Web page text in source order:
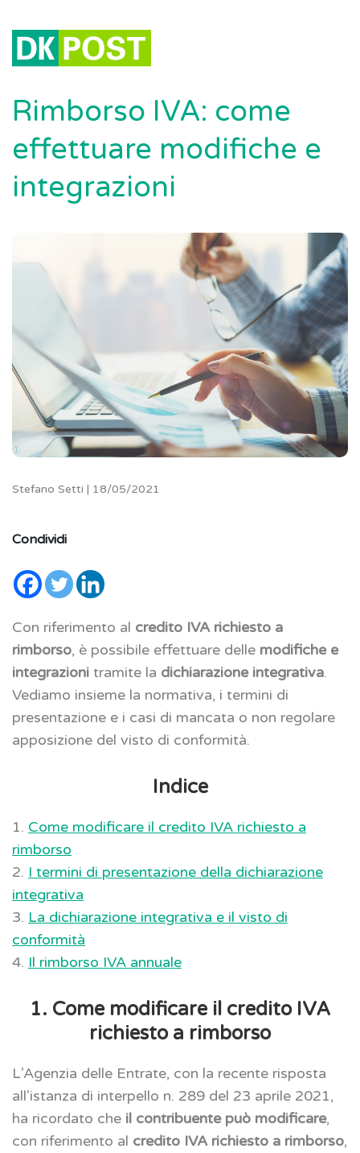
Rimborso IVA: come
effettuare modifiche e
integrazioni
Stefano Setti | 18/05/2021
Condividi
Con riferimento al credito IVA richiesto a
rimborso, è possibile effettuare delle modifiche e
integrazioni tramite la dichiarazione integrativa.
Vediamo insieme la normativa, i termini di
presentazione e i casi di mancata o non regolare
apposizione del visto di conformità.
Indice
1. Come modificare il credito IVA richiesto a
rimborso
2. I termini di presentazione della dichiarazione
integrativa
3. La dichiarazione integrativa e il visto di
conformità
4. Il rimborso IVA annuale
1. Come modificare il credito IVA
richiesto a rimborso
L’Agenzia delle Entrate, con la recente risposta
all’istanza di interpello n. 289 del 23 aprile 2021,
ha ricordato che il contribuente può modificare,
con riferimento al credito IVA richiesto a rimborso,